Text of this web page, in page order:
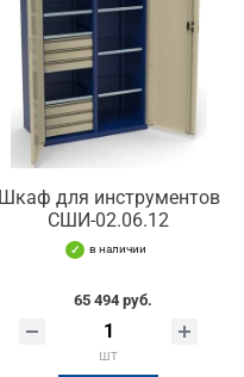
Шкаф для инструментов
СШИ-02.06.12
в наличии
65 494 руб.
шт